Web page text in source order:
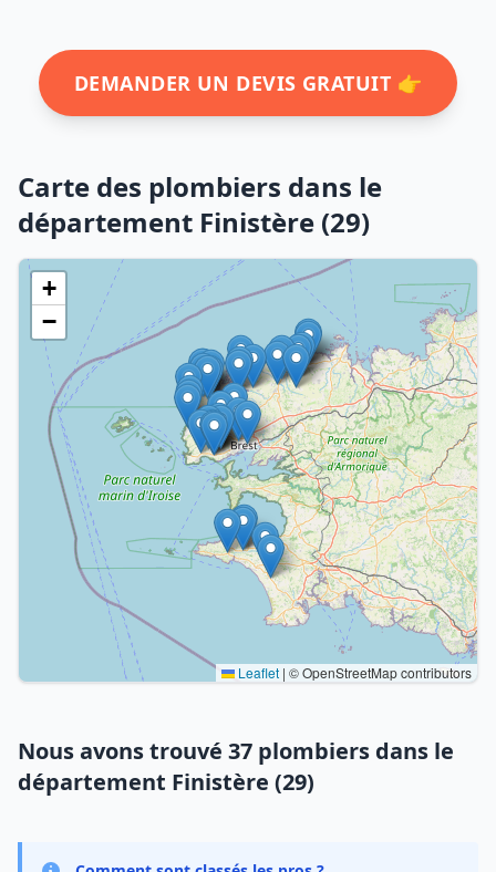
DEMANDER UN DEVIS GRATUIT 👉
Carte des plombiers dans le
département Finistère (29)
+
−
Leaflet | © OpenStreetMap contributors
Nous avons trouvé 37 plombiers dans le
département Finistère (29)